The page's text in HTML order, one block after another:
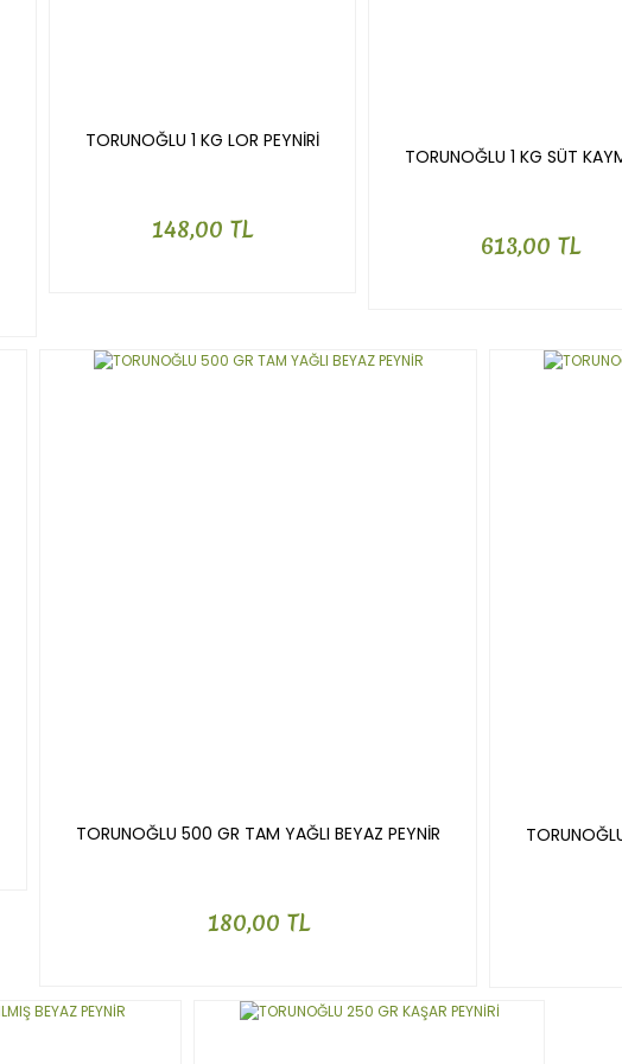
TORUNOĞLU 1 KG LOR PEYNİRİ
148,00 TL
TORUNOĞLU 1 KG SÜT
613,00 TL
TORUNOĞLU 500 GR TAM YAĞLI BEYAZ PEYNİR
180,00 TL